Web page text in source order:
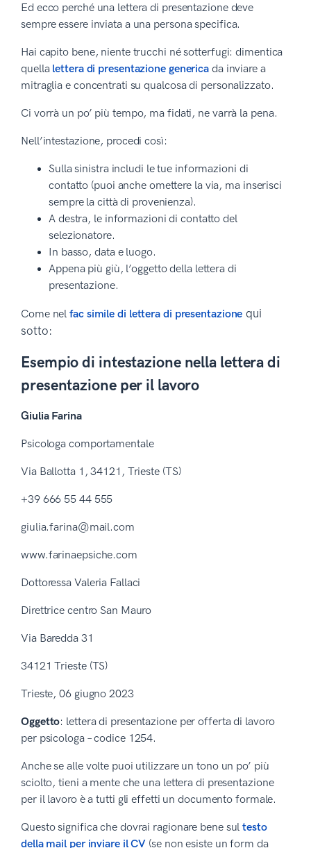
Ed ecco perché una lettera di presentazione deve
sempre essere inviata a una persona specifica.
Hai capito bene, niente trucchi né sotterfugi: dimentica
quella lettera di presentazione generica da inviare a
mitraglia e concentrati su qualcosa di personalizzato.
Ci vorrà un po’ più tempo, ma fidati, ne varrà la pena.
Nell’intestazione, procedi così:
Sulla sinistra includi le tue informazioni di
contatto (puoi anche omettere la via, ma inserisci
sempre la città di provenienza).
A destra, le informazioni di contatto del
selezionatore.
In basso, data e luogo.
Appena più giù, l’oggetto della lettera di
presentazione.
Come nelfac simile di lettera di presentazione qui
sotto:
Esempio di intestazione nella lettera di
presentazione per il lavoro
Giulia Farina
Psicologa comportamentale
Via Ballotta 1, 34121, Trieste (TS)
+39 666 55 44 555
giulia.farina@mail.com
www.farinaepsiche.com
Dottoressa Valeria Fallaci
Direttrice centro San Mauro
Via Baredda 31
34121 Trieste (TS)
Trieste, 06 giugno 2023
Oggetto: lettera di presentazione per offerta di lavoro
per psicologa – codice 1254.
Anche se alle volte puoi utilizzare un tono un po’ più
sciolto, tieni a mente che una lettera di presentazione
per il lavoro è a tutti gli effetti un documento formale.
Questo significa che dovrai ragionare bene sultesto
della mail per inviare il CV (se non esiste un form da